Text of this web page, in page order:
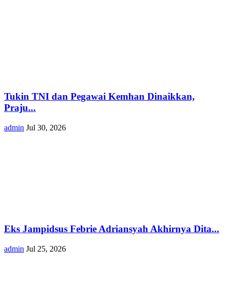
Tukin TNI dan Pegawai Kemhan Dinaikkan,
Praju...
admin Jul 30, 2026
Eks Jampidsus Febrie Adriansyah Akhirnya Dita...
admin Jul 25, 2026